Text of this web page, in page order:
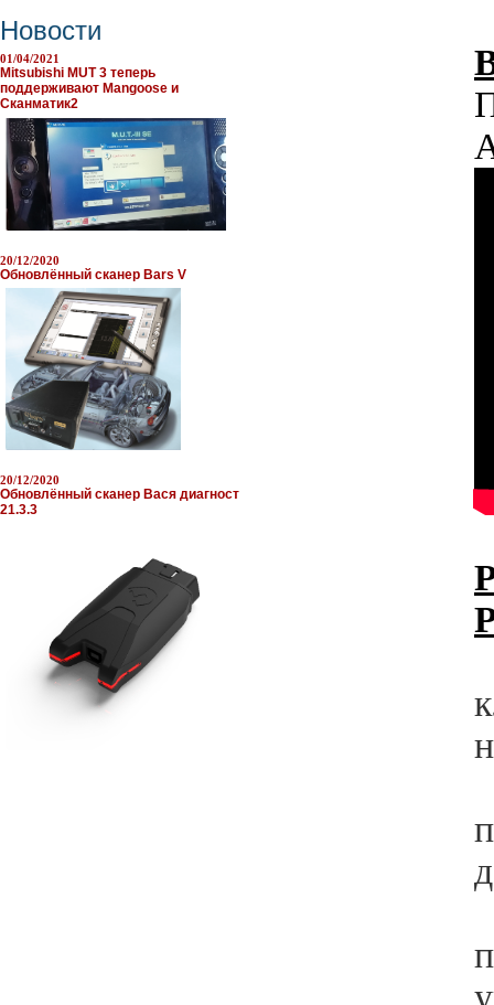
Новости
01/04/2021
Mitsubishi MUT 3 теперь
поддерживают Mangoose и
Сканматик2
20/12/2020
Обновлённый сканер Bars V
20/12/2020
Обновлённый сканер Вася диагност
21.3.3